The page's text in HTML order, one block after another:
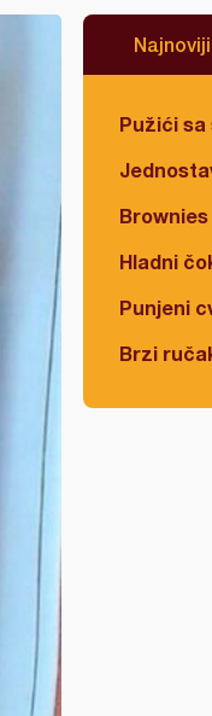
Najnoviji
Pužići sa
Hladni
Punjeni
Brzi